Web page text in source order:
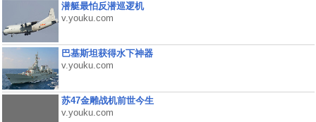
潜艇最怕反潜巡逻机
v.youku.com
巴基斯坦获得水下神器
v.youku.com
苏47金雕战机前世今生
v.youku.com